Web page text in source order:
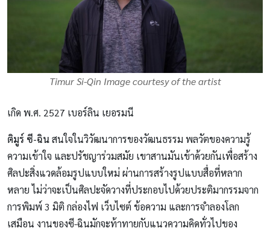
Timur Si-Qin Image courtesy of the artist
เกิด พ.ศ. 2527 เบอร์ลิน เยอรมนี
ติมูร์ ซี-ฉินสนใจในวิวัฒนาการของวัฒนธรรม พลวัตของความรู้
ความเข้าใจ และปรัชญาร่วมสมัย เขาสานมันเข้าด้วยกันเพื่อสร้าง
ศิลปะสิ่งแวดล้อมรูปแบบใหม่ ผ่านการสร้างรูปแบบสื่อที่หลาก
หลาย ไม่ว่าจะเป็นศิลปะจัดวางที่ประกอบไปด้วยประติมากรรมจาก
การพิมพ์ 3 มิติ กล่องไฟ เว็บไซต์ ข้อความ และการจำลองโลก
เสมือน งานของซี-ฉินมักจะท้าทายกับแนวความคิดทั่วไปของ